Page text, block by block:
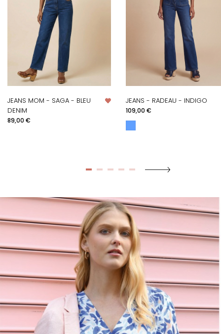
JEANS MOM - SAGA - BLEU
DENIM
Prix
89,00 €
JEANS - RADEAU - INDIGO
Prix
109,00 €